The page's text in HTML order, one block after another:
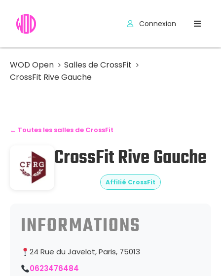
Hyrox
Exercices
Codes
Connexion
WOD Open
Salles de CrossFit
CrossFit Rive Gauche
← Toutes les salles de CrossFit
CrossFit Rive Gauche
Affilié CrossFit
INFORMATIONS
24 Rue du Javelot, Paris, 75013
0623476484